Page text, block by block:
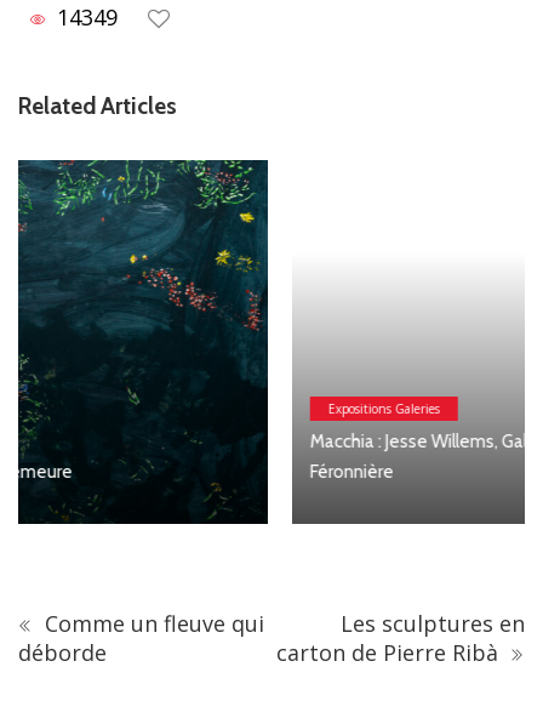
14349
Related Articles
Expositions Galeries
Macchia : Jesse Willems, Galerie Clémentine de la
Féronnière
Comme un fleuve qui
déborde
Les sculptures en
carton de Pierre Ribà